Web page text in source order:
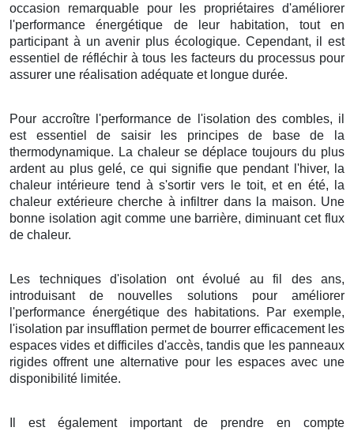
occasion remarquable pour les propriétaires d'améliorer
l'performance énergétique de leur habitation, tout en
participant à un avenir plus écologique. Cependant, il est
essentiel de réfléchir à tous les facteurs du processus pour
assurer une réalisation adéquate et longue durée.
Pour accroître l'performance de l'isolation des combles, il
est essentiel de saisir les principes de base de la
thermodynamique. La chaleur se déplace toujours du plus
ardent au plus gelé, ce qui signifie que pendant l'hiver, la
chaleur intérieure tend à s'sortir vers le toit, et en été, la
chaleur extérieure cherche à infiltrer dans la maison. Une
bonne isolation agit comme une barrière, diminuant cet flux
de chaleur.
Les techniques d'isolation ont évolué au fil des ans,
introduisant de nouvelles solutions pour améliorer
l'performance énergétique des habitations. Par exemple,
l'isolation par insufflation permet de bourrer efficacement les
espaces vides et difficiles d'accès, tandis que les panneaux
rigides offrent une alternative pour les espaces avec une
disponibilité limitée.
Il est également important de prendre en compte